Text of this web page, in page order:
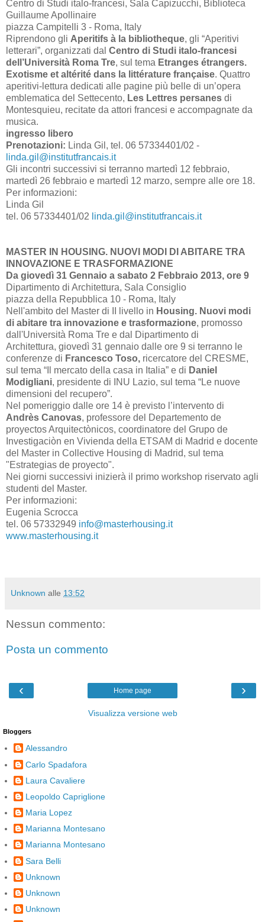
Centro di Studi italo-francesi, Sala Capizucchi, Biblioteca
Guillaume Apollinaire
piazza Campitelli 3 - Roma, Italy
Riprendono gli Aperitifs à la bibliotheque, gli “Aperitivi
letterari”, organizzati dal Centro di Studi italo-francesi
dell’Università Roma Tre, sul tema Etranges étrangers.
Exotisme et altérité dans la littérature française. Quattro
aperitivi-lettura dedicati alle pagine più belle di un’opera
emblematica del Settecento, Les Lettres persanes di
Montesquieu, recitate da attori francesi e accompagnate da
musica.
ingresso libero
Prenotazioni: Linda Gil, tel. 06 57334401/02 -
linda.gil@institutfrancais.it
Gli incontri successivi si terranno martedì 12 febbraio,
martedì 26 febbraio e martedì 12 marzo, sempre alle ore 18.
Per informazioni:
Linda Gil
tel. 06 57334401/02 linda.gil@institutfrancais.it
MASTER IN HOUSING. NUOVI MODI DI ABITARE TRA
INNOVAZIONE E TRASFORMAZIONE
Da giovedì 31 Gennaio a sabato 2 Febbraio 2013, ore 9
Dipartimento di Architettura, Sala Consiglio
piazza della Repubblica 10 - Roma, Italy
Nell'ambito del Master di II livello in Housing. Nuovi modi
di abitare tra innovazione e trasformazione, promosso
dall'Università Roma Tre e dal Dipartimento di
Architettura, giovedì 31 gennaio dalle ore 9 si terranno le
conferenze di Francesco Toso, ricercatore del CRESME,
sul tema “Il mercato della casa in Italia” e di Daniel
Modigliani, presidente di INU Lazio, sul tema “Le nuove
dimensioni del recupero”.
Nel pomeriggio dalle ore 14 è previsto l’intervento di
Andrès Canovas, professore del Departemento de
proyectos Arquitectònicos, coordinatore del Grupo de
Investigaciòn en Vivienda della ETSAM di Madrid e docente
del Master in Collective Housing di Madrid, sul tema
"Estrategias de proyecto".
Nei giorni successivi inizierà il primo workshop riservato agli
studenti del Master.
Per informazioni:
Eugenia Scrocca
tel. 06 57332949 info@masterhousing.it
www.masterhousing.it
Unknown alle 13:52
Nessun commento:
Posta un commento
‹ ›
Home page
Visualizza versione web
Bloggers
Alessandro
Carlo Spadafora
Laura Cavaliere
Leopoldo Capriglione
Maria Lopez
Marianna Montesano
Marianna Montesano
Sara Belli
Unknown
Unknown
Unknown